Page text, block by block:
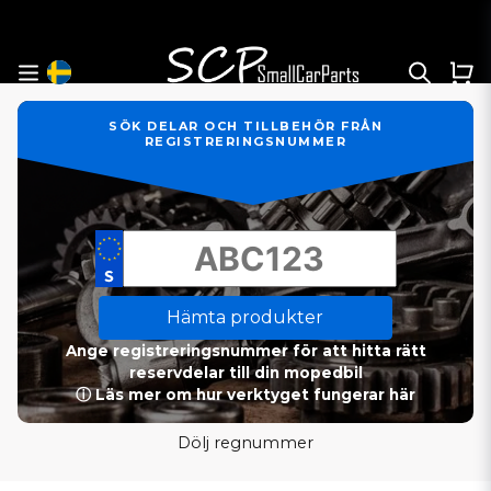
SÖK DELAR OCH TILLBEHÖR FRÅN
REGISTRERINGSNUMMER
Hämta produkter
Ange registreringsnummer för att hitta rätt
reservdelar till din mopedbil
ⓘ Läs mer om hur verktyget fungerar här
Dölj regnummer